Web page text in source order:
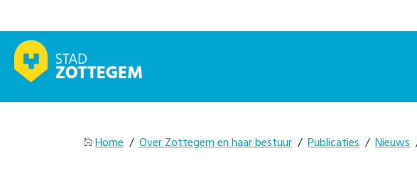
Home / Over Zottegem en haar bestuur / Publicaties / Nieuws